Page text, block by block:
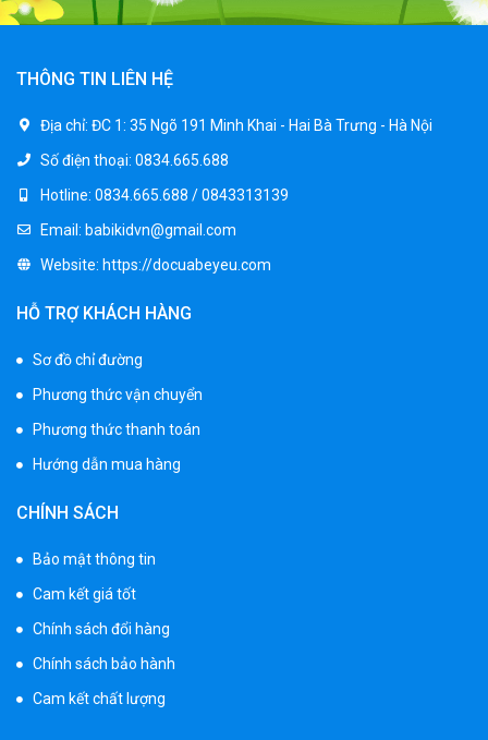
2.600.000 ₫
Xe ô tô điện trẻ em địa hình M666
2.850.000 ₫
Xe máy điện trẻ em BJQ-M03
1.650.000 ₫
1.530.000 ₫
1.950.000 ₫
Xe 3 bánh trẻ em 968
550.000 ₫
THÔNG TIN LIÊN HỆ
Địa chỉ: ĐC 1: 35 Ngõ 191 Minh Khai - Hai Bà Trưng - Hà Nội
Số điện thoại: 0834.665.688
Hotline: 0834.665.688 / 0843313139
Email: babikidvn@gmail.com
Website: https://docuabeyeu.com
HỖ TRỢ KHÁCH HÀNG
Sơ đồ chỉ đường
Phương thức vận chuyển
Phương thức thanh toán
Hướng dẫn mua hàng
CHÍNH SÁCH
Bảo mật thông tin
Cam kết giá tốt
Chính sách đổi hàng
Chính sách bảo hành
Cam kết chất lượng